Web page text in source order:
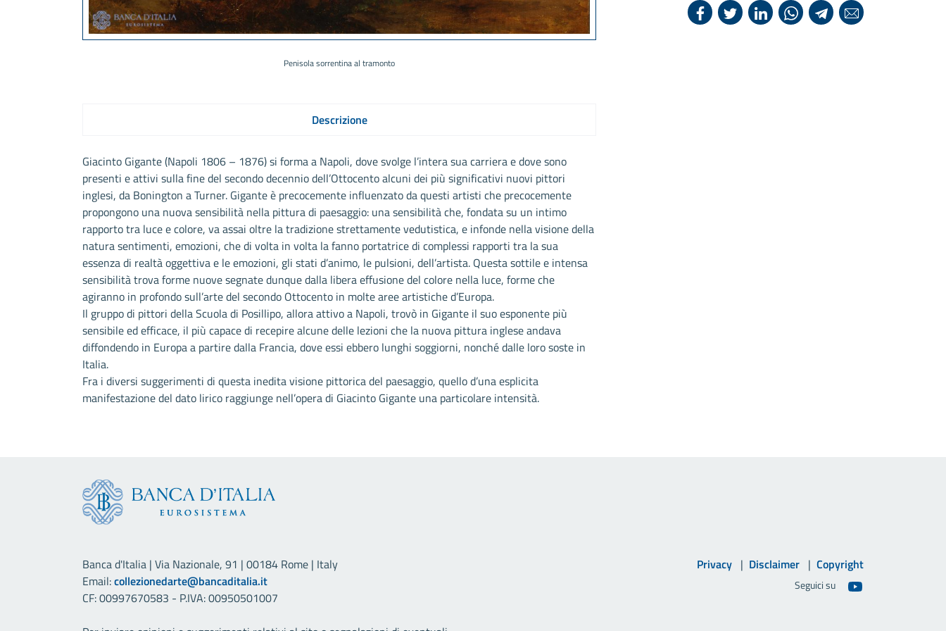
Penisola sorrentina al tramonto
Descrizione
Giacinto Gigante (Napoli 1806 – 1876) si forma a Napoli, dove svolge l’intera sua carriera e dove sono
presenti e attivi sulla fine del secondo decennio dell’Ottocento alcuni dei più significativi nuovi pittori
inglesi, da Bonington a Turner. Gigante è precocemente influenzato da questi artisti che precocemente
propongono una nuova sensibilità nella pittura di paesaggio: una sensibilità che, fondata su un intimo
rapporto tra luce e colore, va assai oltre la tradizione strettamente vedutistica, e infonde nella visione della
natura sentimenti, emozioni, che di volta in volta la fanno portatrice di complessi rapporti tra la sua
essenza di realtà oggettiva e le emozioni, gli stati d’animo, le pulsioni, dell’artista. Questa sottile e intensa
sensibilità trova forme nuove segnate dunque dalla libera effusione del colore nella luce, forme che
agiranno in profondo sull’arte del secondo Ottocento in molte aree artistiche d’Europa.
Il gruppo di pittori della Scuola di Posillipo, allora attivo a Napoli, trovò in Gigante il suo esponente più
sensibile ed efficace, il più capace di recepire alcune delle lezioni che la nuova pittura inglese andava
diffondendo in Europa a partire dalla Francia, dove essi ebbero lunghi soggiorni, nonché dalle loro soste in
Italia.
Fra i diversi suggerimenti di questa inedita visione pittorica del paesaggio, quello d’una esplicita
manifestazione del dato lirico raggiunge nell’opera di Giacinto Gigante una particolare intensità.
Banca d'Italia | Via Nazionale, 91 | 00184 Rome | Italy
Email:collezionedarte@bancaditalia.it
CF: 00997670583 - P.IVA: 00950501007
Privacy Disclaimer Copyright
Seguici su